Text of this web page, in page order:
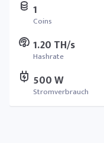
1
Coins
1.20 TH/s
Hashrate
500 W
Stromverbrauch